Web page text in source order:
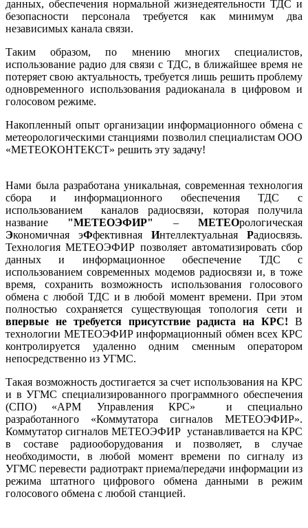
данных, обеспечения нормальной жизнедеятельности ТДС и
безопасности персонала требуется как минимум два
независимых канала связи.
Таким образом, по мнению многих специалистов,
использование радио для связи с ТДС, в ближайшее время не
потеряет свою актуальность, требуется лишь решить проблему
одновременного использования радиоканала в цифровом и
голосовом режиме.
Накопленный опыт организации информационного обмена с
метеорологическими станциями позволил специалистам ООО
«МЕТЕОКОНТЕКСТ» решить эту задачу!
Нами была разработана уникальная, современная технология
сбора и информационного обеспечения ТДС с
использованием каналов радиосвязи, которая получила
название "МЕТЕОЭФИР" –МЕТЕОрологическая
Экономичная эФфективная Интеллектуальная Радиосвязь.
Технология МЕТЕОЭФИР позволяет автоматизировать сбор
данных и информационное обеспечение ТДС с
использованием современных модемов радиосвязи и, в тоже
время, сохранить возможность использования голосового
обмена с любой ТДС и в любой момент времени. При этом
полностью сохраняется существующая топология сети и
впервые не требуется присутствие радиста на КРС! В
технологии МЕТЕОЭФИР информационный обмен всех КРС
контролируется удаленно одним сменным оператором
непосредственно из УГМС.
Такая возможность достигается за счет использования на КРС
и в УГМС специализированного программного обеспечения
(СПО) «АРМ Управления КРС» и специально
разработанного «Коммутатора сигналов МЕТЕОЭФИР».
Коммутатор сигналов МЕТЕОЭФИР устанавливается на КРС
в составе радиооборудования и позволяет, в случае
необходимости, в любой момент времени по сигналу из
УГМС перевести радиотракт приема/передачи информации из
режима штатного цифрового обмена данными в режим
голосового обмена с любой станцией.